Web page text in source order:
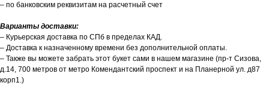
– по банковским реквизитам на расчетный счет
Варианты доставки:
– Курьерская доставка по СПб в пределах КАД.
– Доставка к назначенному времени без дополнительной оплаты.
– Также вы можете забрать этот букет сами в нашем магазине (пр-т Сизова,
д.14, 700 метров от метро Комендантский проспект и на Планерной ул. д87
корп1.)